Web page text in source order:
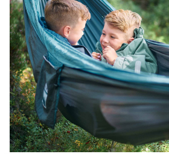
Kundeservice
Kontakt oss
Konkurransevinnere
Kundeklubb
Våre butikker
Klima og miljø
Etisk handel
Dyreetikk
1% til samfunnet
Inkludering
Materialer
Trelagsprinsippet barn
Alt du trenger til Norgesferien
Dette trenger du til barnehagen
Gravidklær
Hvordan velge riktig turtøy?
Vask og vedlikehold
Norgesferie 🇳🇴
Få turinspirasjon og tips her⛰